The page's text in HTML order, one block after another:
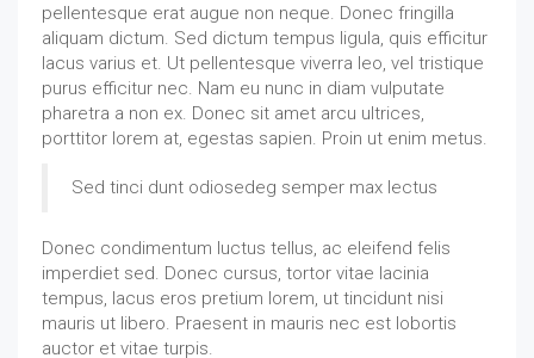
pellentesque erat augue non neque. Donec fringilla
aliquam dictum. Sed dictum tempus ligula, quis efficitur
lacus varius et. Ut pellentesque viverra leo, vel tristique
purus efficitur nec. Nam eu nunc in diam vulputate
pharetra a non ex. Donec sit amet arcu ultrices,
porttitor lorem at, egestas sapien. Proin ut enim metus.
Sed tinci dunt odiosedeg semper max lectus
Donec condimentum luctus tellus, ac eleifend felis
imperdiet sed. Donec cursus, tortor vitae lacinia
tempus, lacus eros pretium lorem, ut tincidunt nisi
mauris ut libero. Praesent in mauris nec est lobortis
auctor et vitae turpis.